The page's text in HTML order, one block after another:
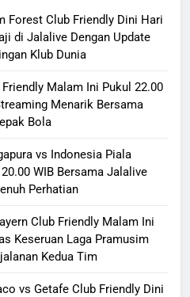
Forest Club Friendly Dini Hari
di Jalalive Dengan Update
Klub Dunia
Malam Ini Pukul 22.00
Menarik Bersama
Bola
vs Indonesia Piala
WIB Bersama Jalalive
Perhatian
Club Friendly Malam Ini
Keseruan Laga Pramusim
Kedua Tim
vs Getafe Club Friendly Dini